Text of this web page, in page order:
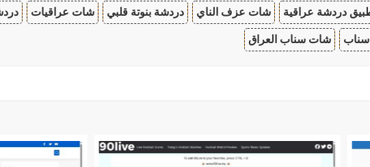
دردشة عراقية شات عزف الناي دردشة بنوتة قلبي شات عراقيات
شات سناب العراق